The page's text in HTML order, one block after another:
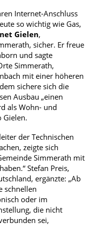
Internet-Anschluss
so wichtig wie Gas,
Gielen,
sicher. Er freue
und sagte
Simmerath,
mit einer höheren
sichere sich die
Ausbau „einen
als Wohn- und
Gielen.
der Technischen
zeigte sich
Simmerath mit
Stefan Preis,
ergänzte: „Ab
schnellen
oder im
die nicht
sei,